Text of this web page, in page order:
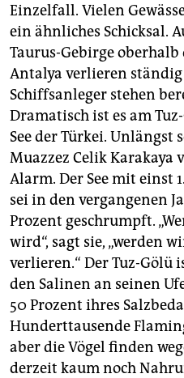
Einzelfall. Vielen
ein ähnliches Schicksal.
Taurus-Gebirge
Antalya verlieren ständig
Schiffsanleger stehen
Dramatisch ist es am
See der Türkei. Unlängst
Muazzez Celik Karakaya
Alarm. Der See mit einst
sei in den vergangenen
Prozent geschrumpft.
wird“, sagt sie, „werden
verlieren.“ Der Tuz-Gölü
den Salinen an seinen
50 Prozent ihres
Hunderttausende
aber die Vögel finden
derzeit kaum noch